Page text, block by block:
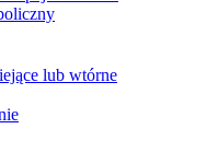
lub wtórne